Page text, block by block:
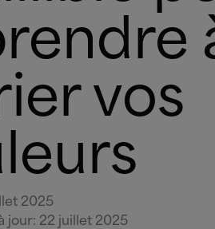
vos
2025
jour: 22 juillet 2025